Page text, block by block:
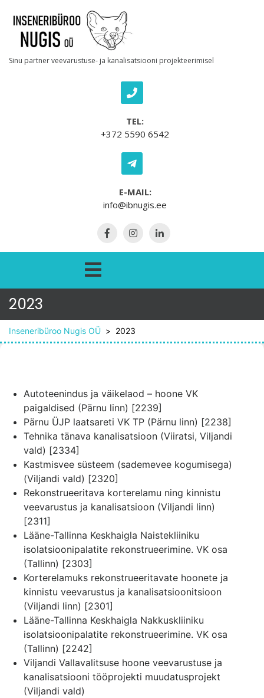
Sinu partner veevarustuse- ja kanalisatsiooni projekteerimisel
TEL:
+372 5590 6542
E-MAIL:
info@ibnugis.ee
2023
Inseneribüroo Nugis OÜ > 2023
Autoteenindus ja väikelaod – hoone VK
paigaldised (Pärnu linn) [2239]
Pärnu ÜJP laatsareti VK TP (Pärnu linn) [2238]
Tehnika tänava kanalisatsioon (Viiratsi, Viljandi
vald) [2334]
Kastmisvee süsteem (sademevee kogumisega)
(Viljandi vald) [2320]
Rekonstrueeritava korterelamu ning kinnistu
veevarustus ja kanalisatsioon (Viljandi linn)
[2311]
Lääne-Tallinna Keskhaigla Naistekliiniku
isolatsioonipalatite rekonstrueerimine. VK osa
(Tallinn) [2303]
Korterelamuks rekonstrueeritavate hoonete ja
kinnistu veevarustus ja kanalisatsioonitsioon
(Viljandi linn) [2301]
Lääne-Tallinna Keskhaigla Nakkuskliiniku
isolatsioonipalatite rekonstrueerimine. VK osa
(Tallinn) [2242]
Viljandi Vallavalitsuse hoone veevarustuse ja
kanalisatsiooni tööprojekti muudatusprojekt
(Viljandi vald)